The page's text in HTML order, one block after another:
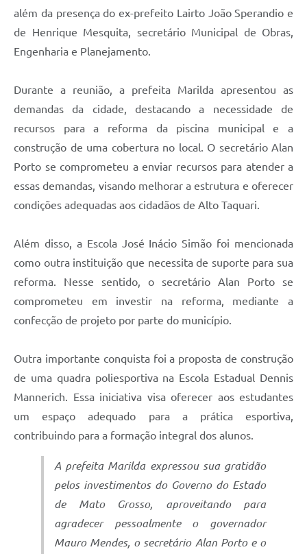
além da presença do ex-prefeito Lairto João Sperandio e
de Henrique Mesquita, secretário Municipal de Obras,
Engenharia e Planejamento.
Durante a reunião, a prefeita Marilda apresentou as
demandas da cidade, destacando a necessidade de
recursos para a reforma da piscina municipal e a
construção de uma cobertura no local. O secretário Alan
Porto se comprometeu a enviar recursos para atender a
essas demandas, visando melhorar a estrutura e oferecer
condições adequadas aos cidadãos de Alto Taquari.
Além disso, a Escola José Inácio Simão foi mencionada
como outra instituição que necessita de suporte para sua
reforma. Nesse sentido, o secretário Alan Porto se
comprometeu em investir na reforma, mediante a
confecção de projeto por parte do município.
Outra importante conquista foi a proposta de construção
de uma quadra poliesportiva na Escola Estadual Dennis
Mannerich. Essa iniciativa visa oferecer aos estudantes
um espaço adequado para a prática esportiva,
contribuindo para a formação integral dos alunos.
A prefeita Marilda expressou sua gratidão
pelos investimentos do Governo do Estado
de Mato Grosso, aproveitando para
agradecer pessoalmente o governador
Mauro Mendes, o secretário Alan Porto e o